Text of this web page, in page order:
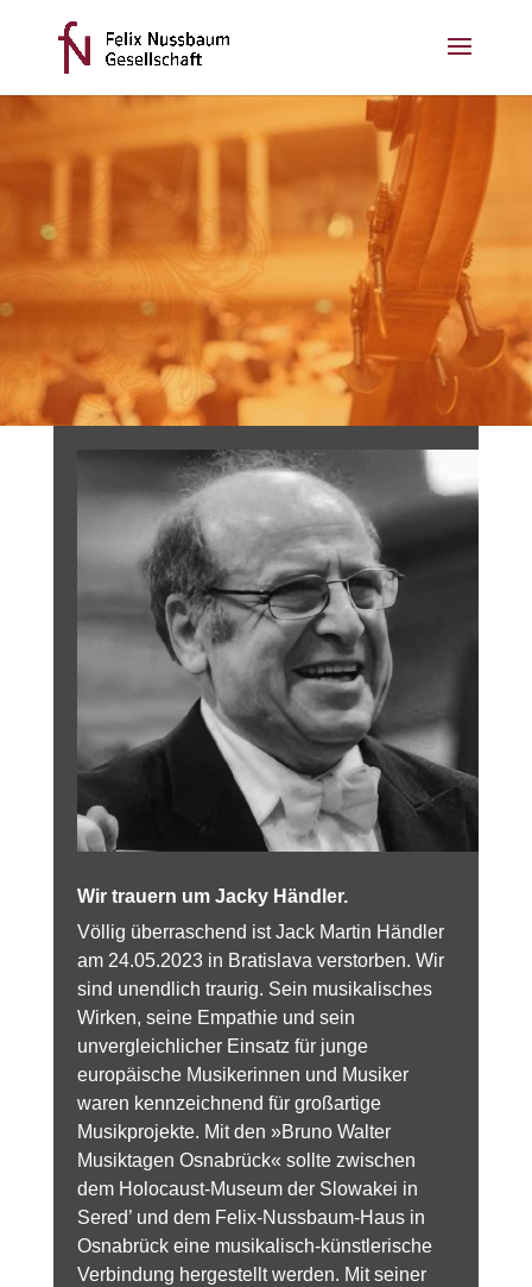
Wir trauern um Jacky Händler.
Völlig überraschend ist Jack Martin Händler
am 24.05.2023 in Bratislava verstorben. Wir
sind unendlich traurig. Sein musikalisches
Wirken, seine Empathie und sein
unvergleichlicher Einsatz für junge
europäische Musikerinnen und Musiker
waren kennzeichnend für großartige
Musikprojekte. Mit den »Bruno Walter
Musiktagen Osnabrück« sollte zwischen
dem Holocaust-Museum der Slowakei in
Sered’ und dem Felix-Nussbaum-Haus in
Osnabrück eine musikalisch-künstlerische
Verbindung hergestellt werden. Mit seiner